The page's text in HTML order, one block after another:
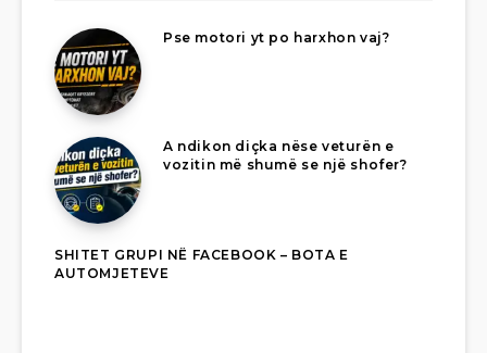
Pse motori yt po harxhon vaj?
A ndikon diçka nëse veturën e
vozitin më shumë se një shofer?
SHITET GRUPI NË FACEBOOK – BOTA E
AUTOMJETEVE